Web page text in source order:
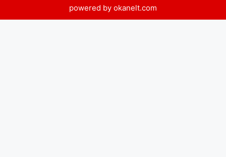
powered by okanelt.com